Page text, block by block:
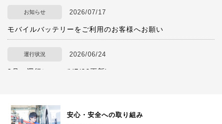
お知らせ 2026/07/17
モバイルバッテリーをご利用のお客様へお願い
運行状況 2026/06/24
8月 運行について(7/22更新)
レインボーツアー8月号 募集開始いたしました。
安心・安全への取り組み